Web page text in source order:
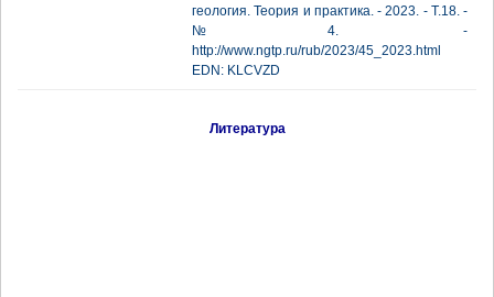
геология. Теория и практика. - 2023. - Т.18. -
№4. -
http://www.ngtp.ru/rub/2023/45_2023.html
EDN: KLCVZD
Литература